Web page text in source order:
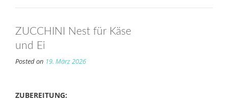
ZUCCHINI Nest für Käse
und Ei
Posted on 19. März 2026
ZUBEREITUNG: